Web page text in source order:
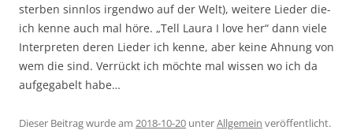
sterben sinnlos irgendwo auf der Welt), weitere Lieder die-
ich kenne auch mal höre. „Tell Laura I love her“ dann viele
Interpreten deren Lieder ich kenne, aber keine Ahnung von
wem die sind. Verrückt ich möchte mal wissen wo ich da
aufgegabelt habe…
Dieser Beitrag wurde am 2018-10-20 unterAllgemein veröffentlicht.